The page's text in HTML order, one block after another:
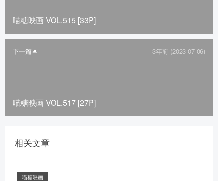
喵糖映画 VOL.515 [33P]
下一篇 3年前 (2023-07-06)
喵糖映画 VOL.517 [27P]
相关文章
喵糖映画